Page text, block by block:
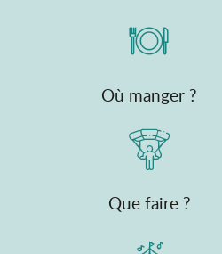
Où manger ?
Que faire ?